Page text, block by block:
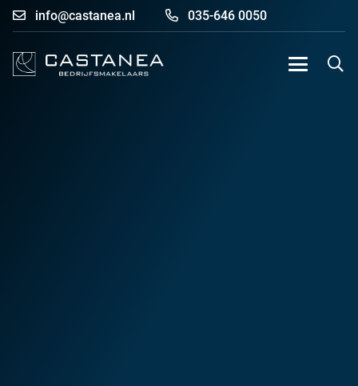
info@castanea.nl 035-646 0050